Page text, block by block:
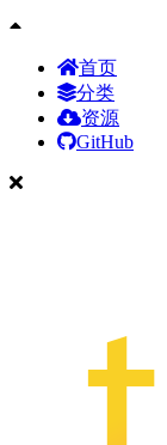
首页
分类
资源
GitHub